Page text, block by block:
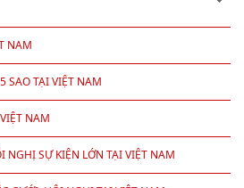
NAM
SAO TẠI VIỆT NAM
NAM
NGHỊ SỰ KIỆN LỚN TẠI VIỆT NAM